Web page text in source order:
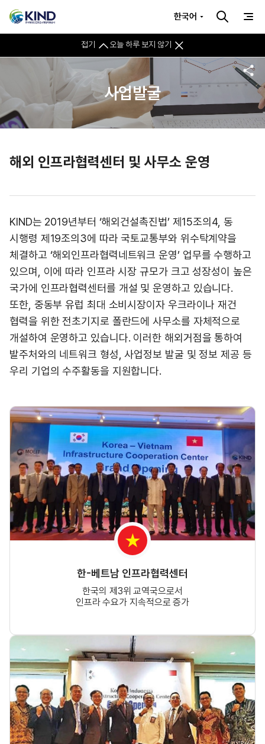
접기 오늘 하루 보지 않기
한국어
사업발굴
해외 인프라협력센터 및 사무소 운영
KIND는 2019년부터 ‘해외건설촉진법’ 제15조의4, 동
시행령 제19조의3에 따라 국토교통부와 위수탁계약을
체결하고 ‘해외인프라협력네트워크 운영’ 업무를 수행하고
있으며, 이에 따라 인프라 시장 규모가 크고 성장성이 높은
국가에 인프라협력센터를 개설 및 운영하고 있습니다.
또한, 중동부 유럽 최대 소비시장이자 우크라이나 재건
협력을 위한 전초기지로 폴란드에 사무소를 자체적으로
개설하여 운영하고 있습니다. 이러한 해외거점을 통하여
발주처와의 네트워크 형성, 사업정보 발굴 및 정보 제공 등
우리 기업의 수주활동을 지원합니다.
한-베트남 인프라협력센터
한국의 제3위 교역국으로서
인프라 수요가 지속적으로 증가